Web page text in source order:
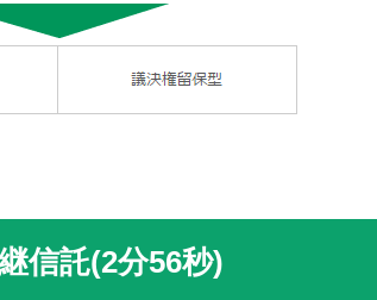
信託(2分56秒)